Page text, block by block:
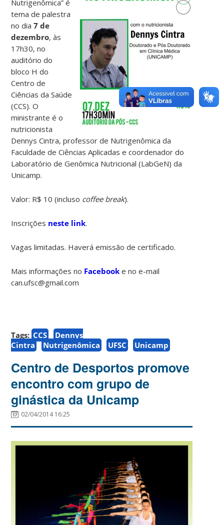
Nutrigenômica” é
tema de palestra
no dia7 de
dezembro, às
17h30, no
auditório do
bloco H do
Centro de
Ciências da Saúde
(CCS). O
ministrante é o
nutricionista
Dennys Cintra, professor de Nutrigenômica da
Faculdade de Ciências Aplicadas e coordenador do
Laboratório de Genômica Nutricional (LabGeN) da
Unicamp.
Valor: R$ 10 (incluso coffee break).
Inscrições neste link.
Vagas limitadas. Haverá emissão de certificado.
Mais informações no Facebook e no e-mail
can.ufsc@gmail.com
Tags: CCS
Dennys
Cintra
Nutrigenômica UFSC Unicamp
Centro de Desportos promove
encontro com grupo de
ginástica da Unicamp
02/04/2014 16:25